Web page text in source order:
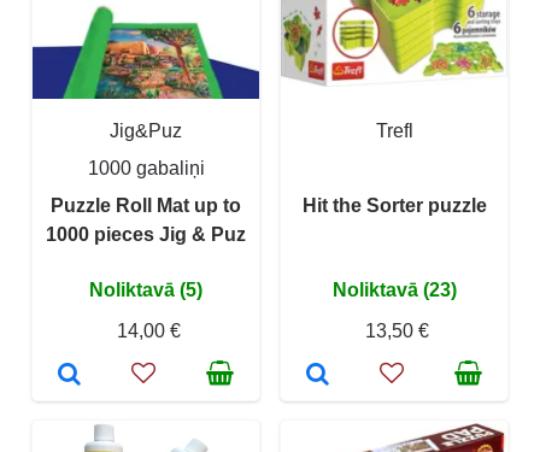
Jig&Puz
1000 gabaliņi
Puzzle Roll Mat up to
1000 pieces Jig & Puz
Noliktavā (5)
14,00 €
Trefl
Hit the Sorter puzzle
Noliktavā (23)
13,50 €